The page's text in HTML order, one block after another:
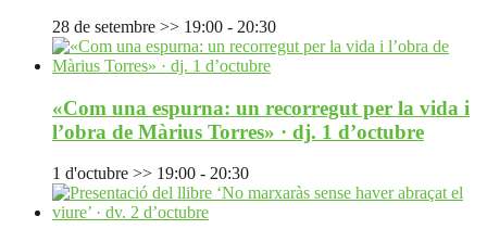
28 de setembre >> 19:00 - 20:30
«Com una espurna: un recorregut per la vida i
l’obra de Màrius Torres» · dj. 1 d’octubre
1 d'octubre >> 19:00 - 20:30